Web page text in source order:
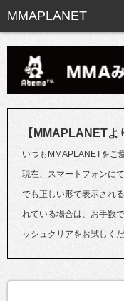
【MMAPLANETよ
いつもMMAPLANETをご
現在、スマートフォンに
でも正しい形で表示され
れている場合は、お手数
ッシュクリアをお試しくだ